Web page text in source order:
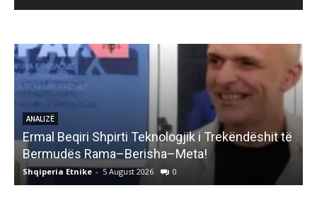
ANALIZË
Ermal Beqiri Shpirti Teknologjik i Trekëndëshit të
Bermudës Rama–Berisha–Meta!
Shqiperia Etnike - 5 August 2026 0